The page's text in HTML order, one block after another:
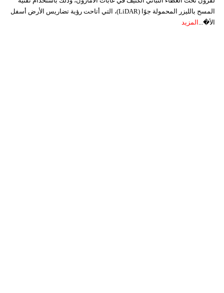
المسح بالليزر المحمولة جوًا (LiDAR)، التي أتاحت رؤية تضاريس الأرض أسفل
الأ�... المزيد